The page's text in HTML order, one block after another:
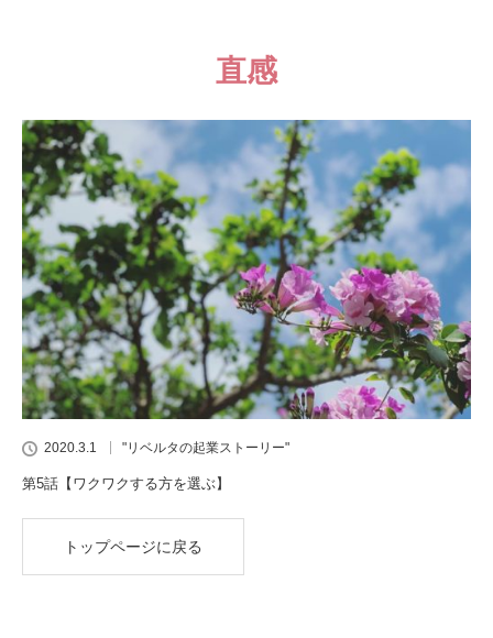
直感
2020.3.1 "リベルタの起業ストーリー"
第5話【ワクワクする方を選ぶ】
トップページに戻る